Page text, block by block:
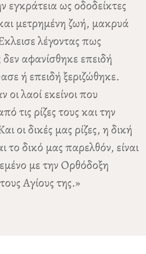
εγκράτεια ως οδοδείκτες
μετρημένη ζωή, μακρυά
λέγοντας πως
αφανίσθηκε επειδή
ή επειδή ξεριζώθηκε.
οι λαοί εκείνοι που
τις ρίζες τους και την
οι δικές μας ρίζες, η δική
το δικό μας παρελθόν, είναι
με την Ορθόδοξη
Αγίους της.»